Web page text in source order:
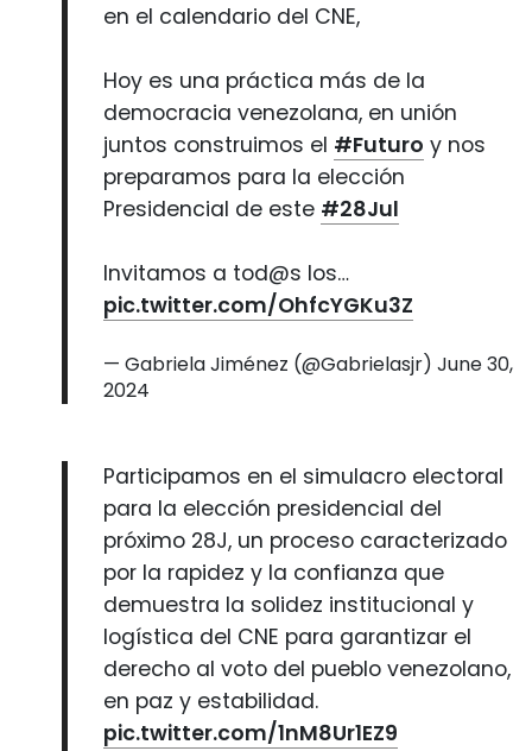
en el calendario del CNE,
Hoy es una práctica más de la
democracia venezolana, en unión
juntos construimos el #Futuro y nos
preparamos para la elección
Presidencial de este #28Jul
Invitamos a tod@s los…
pic.twitter.com/OhfcYGKu3Z
— Gabriela Jiménez (@Gabrielasjr) June 30,
2024
Participamos en el simulacro electoral
para la elección presidencial del
próximo 28J, un proceso caracterizado
por la rapidez y la confianza que
demuestra la solidez institucional y
logística del CNE para garantizar el
derecho al voto del pueblo venezolano,
en paz y estabilidad.
pic.twitter.com/1nM8Ur1EZ9